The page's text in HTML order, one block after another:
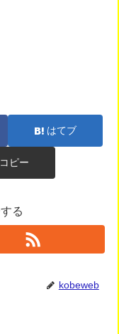
はてブ
コピー
る
kobeweb